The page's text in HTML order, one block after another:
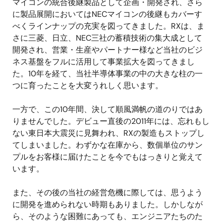
マイコンの統合後継製品として企画・開発され、さら
に製品展開においてはNECマイコンの後継もカバーす
べくラインナップの充実を図ってきました。RXは、ま
さに三菱、日立、NEC三社の蓄積技術の集大成として
開発され、営業・生産やパートナー様など当社のビジ
ネス基盤をフルに活用して事業拡大を図ってきまし
た。10年を経て、当社半導体事業の中の大きな柱の一
つに育ったことを大変うれしく思います。
一方で、この10年間、決して順風満帆の道のりではあ
りませんでした。デビュー直後の2011年には、忘れもし
ない東日本大震災に見舞われ、RXの製造もストップし
てしまいました。わずかな在庫から、数個単位のサン
プルをお客様に届けたことを今でもはっきりと覚えて
います。
また、その後の当社の経営危機に際しては、思うよう
に開発を進められない時期もありました。しかしなが
ら、そのような困難にあっても、エンジニアたちのた